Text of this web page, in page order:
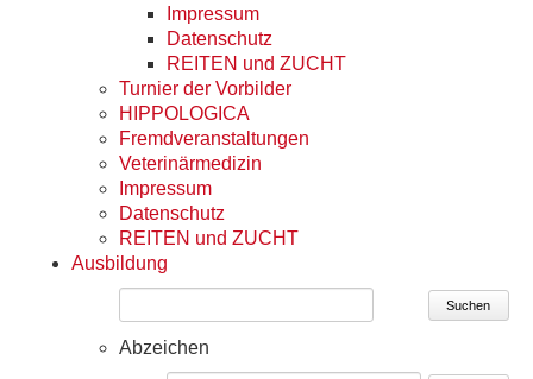
Impressum
Datenschutz
REITEN und ZUCHT
Turnier der Vorbilder
HIPPOLOGICA
Fremdveranstaltungen
Veterinärmedizin
Impressum
Datenschutz
REITEN und ZUCHT
Ausbildung
Suchen
Abzeichen